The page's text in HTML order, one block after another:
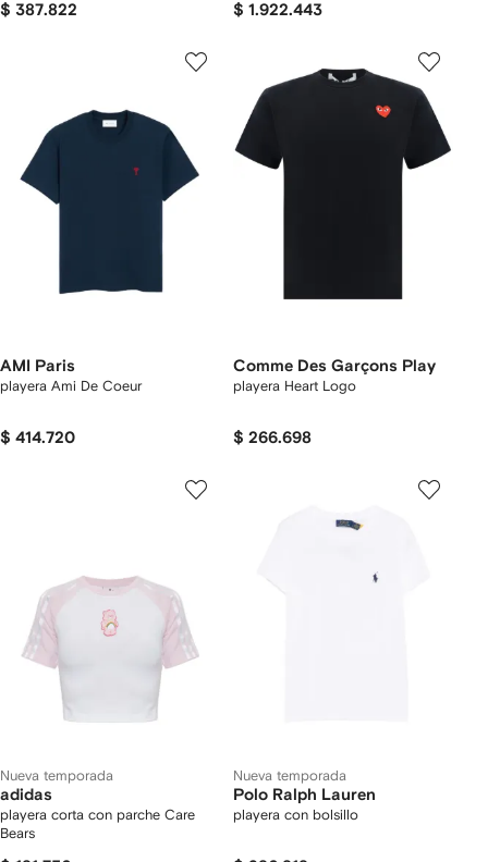
$ 387.822 $ 1.922.443
AMI Paris
playera Ami De Coeur
$ 414.720
Comme Des Garçons Play
playera Heart Logo
$ 266.698
Nueva temporada
adidas
playera corta con parche Care
Bears
Nueva temporada
Polo Ralph Lauren
playera con bolsillo